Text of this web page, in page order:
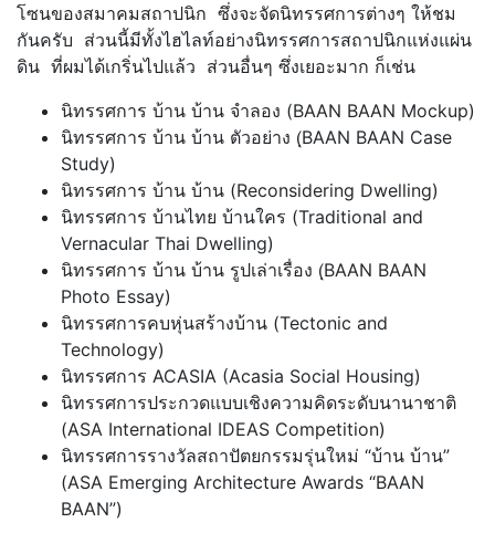
โซนของสมาคมสถาปนิก ซึ่งจะจัดนิทรรศการต่างๆ ให้ชม
กันครับ ส่วนนี้มีทั้งไฮไลท์อย่างนิทรรศการสถาปนิกแห่งแผ่น
ดิน ที่ผมได้เกริ่นไปแล้ว ส่วนอื่นๆ ซึ่งเยอะมาก ก็เช่น
นิทรรศการ บ้าน บ้าน จำลอง (BAAN BAAN Mockup)
นิทรรศการ บ้าน บ้าน ตัวอย่าง (ฺBAAN BAAN Case
Study)
นิทรรศการ บ้าน บ้าน (Reconsidering Dwelling)
นิทรรศการ บ้านไทย บ้านใคร (Traditional and
Vernacular Thai Dwelling)
นิทรรศการ บ้าน บ้าน รูปเล่าเรื่อง (ฺBAAN BAAN
Photo Essay)
นิทรรศการคบหุ่นสร้างบ้าน (Tectonic and
Technology)
นิทรรศการ ACASIA (Acasia Social Housing)
นิทรรศการประกวดแบบเชิงความคิดระดับนานาชาติ
(ASA International IDEAS Competition)
นิทรรศการรางวัลสถาปัตยกรรมรุ่นใหม่ “บ้าน บ้าน”
(ASA Emerging Architecture Awards “BAAN
BAAN”)